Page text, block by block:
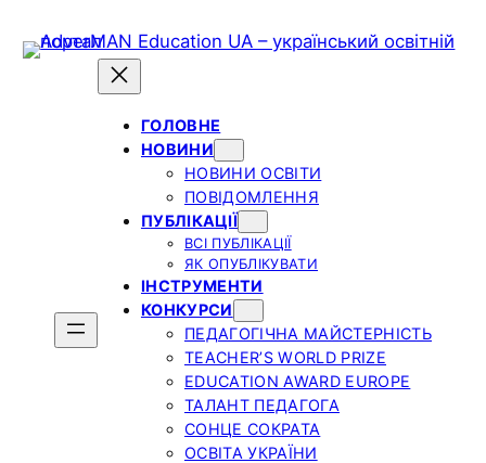
to
ГОЛОВНЕ
НОВИНИ
НОВИНИ ОСВІТИ
ПОВІДОМЛЕННЯ
ПУБЛІКАЦІЇ
ВСІ ПУБЛІКАЦІЇ
ЯК ОПУБЛІКУВАТИ
ІНСТРУМЕНТИ
КОНКУРСИ
ПЕДАГОГІЧНА МАЙСТЕРНІСТЬ
TEACHER’S WORLD PRIZE
EDUCATION AWARD EUROPE
ТАЛАНТ ПЕДАГОГА
СОНЦЕ СОКРАТА
ОСВІТА УКРАЇНИ